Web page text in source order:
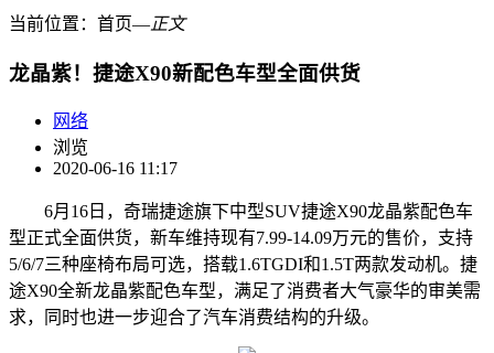
当前位置： 首页―正文
龙晶紫！捷途X90新配色车型全面供货
网络
浏览
2020-06-16 11:17
6月16日，奇瑞捷途旗下中型SUV捷途X90龙晶紫配色车
型正式全面供货，新车维持现有7.99-14.09万元的售价，支持
5/6/7三种座椅布局可选，搭载1.6TGDI和1.5T两款发动机。捷
途X90全新龙晶紫配色车型，满足了消费者大气豪华的审美需
求，同时也进一步迎合了汽车消费结构的升级。